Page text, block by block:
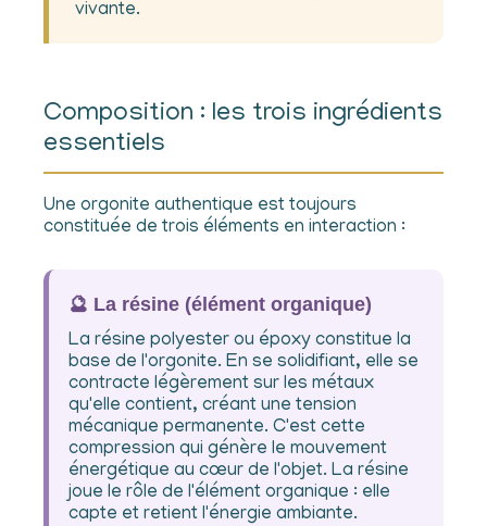
vivante.
Composition : les trois ingrédients
essentiels
Une orgonite authentique est toujours
constituée de trois éléments en interaction :
🔮 La résine (élément organique)
La résine polyester ou époxy constitue la
base de l'orgonite. En se solidifiant, elle se
contracte légèrement sur les métaux
qu'elle contient, créant une tension
mécanique permanente. C'est cette
compression qui génère le mouvement
énergétique au cœur de l'objet. La résine
joue le rôle de l'élément organique : elle
capte et retient l'énergie ambiante.